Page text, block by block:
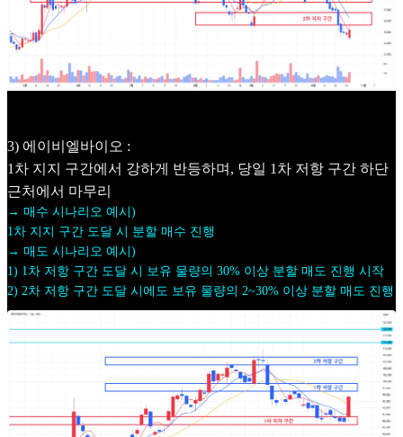
3) 에이비엘바이오 :
1차 지지 구간에서 강하게 반등하며, 당일 1차 저항 구간 하단
근처에서 마무리
→ 매수 시나리오 예시)
1차 지지 구간 도달 시 분할 매수 진행
→ 매도 시나리오 예시)
1) 1차 저항 구간 도달 시 보유 물량의 30% 이상 분할 매도 진행 시작
2) 2차 저항 구간 도달 시에도 보유 물량의 2~30% 이상 분할 매도 진행